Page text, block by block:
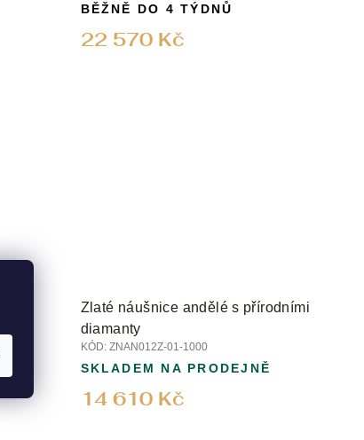
22 570 Kč
BĚŽNĚ DO 4 TÝDNŮ
Zlaté náušnice andělé s přírodními
diamanty
KÓD: ZNAN012Z-01-1000
14 610 Kč
SKLADEM NA PRODEJNĚ